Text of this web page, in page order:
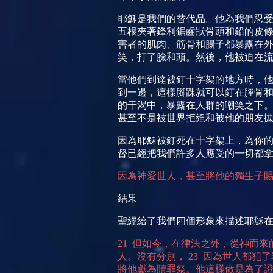
耶穌是我們的替代品。他為我們忍
五根夾著鋒利鋸齒狀骨頭和鉛的皮
害者的肌肉、筋骨和腸子都暴露在
笑，打了臉和頭。然後，他被迫在
當他們到達被釘十字架的地方時，
到一邊，這樣腳踝就可以釘在脛骨
的干渴中，暴露在人群的嘲笑之下
甚至不是被世界拒絕和被他的朋友
因為耶穌被釘死在十字架上，為你
督已經把我們許多人應受的一切都
因為神愛世人，甚至將他的獨生子
結果
聖經給了我們四個形象來描述耶穌
21
但如今，在律法之外，從神而
人。沒有分別， 23 因為世人都犯
將他獻為贖罪祭。他這樣做是為